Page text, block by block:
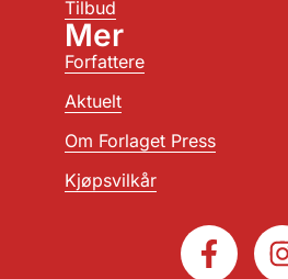
Tilbud
Mer
Forfattere
Aktuelt
Om Forlaget Press
Kjøpsvilkår